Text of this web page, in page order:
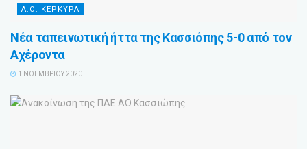
Α.Ο. ΚΕΡΚΥΡΑ
Νέα ταπεινωτική ήττα της Κασσιόπης 5-0 από τον
Αχέροντα
1 ΝΟΕΜΒΡΊΟΥ 2020